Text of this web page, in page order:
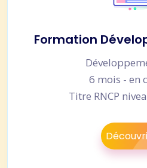
Formation
6 mois - en
Titre RNCP